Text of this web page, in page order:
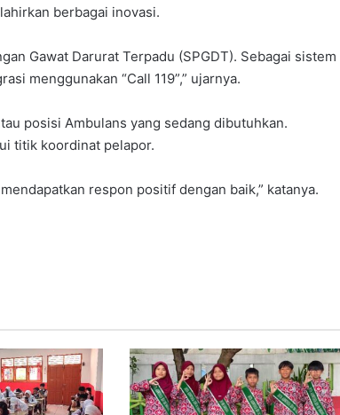
berbagai inovasi.
Gawat Darurat Terpadu (SPGDT). Sebagai sistem
menggunakan “Call 119”,” ujarnya.
posisi Ambulans yang sedang dibutuhkan.
titik koordinat pelapor.
respon positif dengan baik,” katanya.